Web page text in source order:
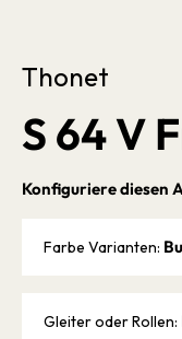
Thonet
S 64 V
Konfiguriere diesen
Farbe Varianten:
Gleiter oder Rollen: